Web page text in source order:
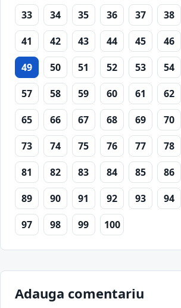
33
34 35 36 37 38
41
42 43 44 45 46
49
50 51 52 53 54
57
58 59 60 61 62
65
66 67 68 69 70
73
74 75 76 77 78
81
82 83 84 85 86
89
90 91 92 93 94
97
98 99 100
Adauga comentariu